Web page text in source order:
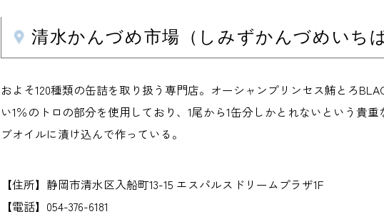
清水かんづめ市場（しみずかんづめいちば
およそ120種類の缶詰を取り扱う専門店。オーシャンプリンセス鮪とろ
い1％のトロの部分を使用しており、1尾から1缶分しかとれないという貴
ブオイルに漬け込んで作っている。
【住所】静岡市清水区入船町13-15 エスパルスドリームプラザ1F
【電話】054-376-6181